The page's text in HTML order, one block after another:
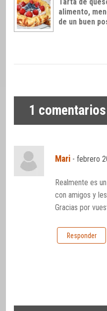
alimento,
de un buen
1 comentarios
Mari -febrero
Realmente es
con amigos y les
Gracias por
Responder